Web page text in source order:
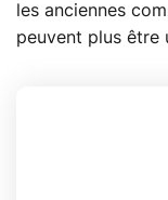
les anciennes
peuvent plus être